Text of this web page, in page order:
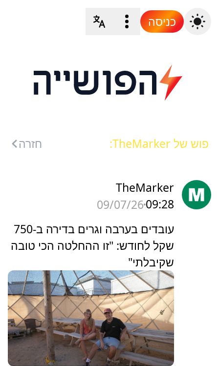
כניסה
פוש של TheMarker: חזרה
TheMarker
09:28
09/07/26
‏עובדים בערבה וגרים בדירה ב-750
שקל לחודש: "זו ההחלטה הכי טובה
שקיבלתי"